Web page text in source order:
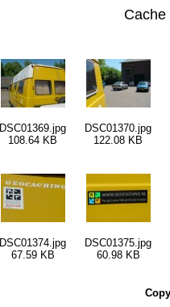
DSC01369.jpg
108.64 KB
DSC01370.jpg
122.08 KB
DSC01374.jpg
67.59 KB
DSC01375.jpg
60.98 KB